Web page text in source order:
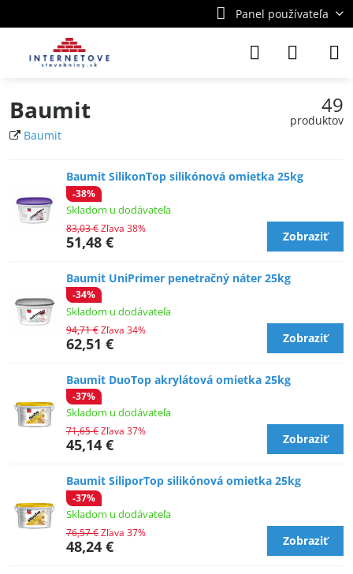
Panel používateľa
Baumit
Baumit
49
produktov
Baumit SilikonTop silikónová omietka 25kg
-38%
Skladom u dodávateľa
51,48 €
83,03 €Zľava 38%
Zobraziť
Baumit UniPrimer penetračný náter 25kg
-34%
Skladom u dodávateľa
62,51 €
94,71 €Zľava 34%
Zobraziť
Baumit DuoTop akrylátová omietka 25kg
-37%
Skladom u dodávateľa
45,14 €
71,65 €Zľava 37%
Zobraziť
Baumit SiliporTop silikónová omietka 25kg
-37%
Skladom u dodávateľa
48,24 €
76,57 €Zľava 37%
Zobraziť